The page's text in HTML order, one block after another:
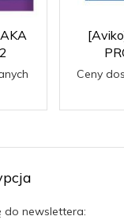
Ceny
do newslettera: